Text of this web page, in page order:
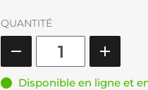
QUANTITÉ
Disponible en ligne et